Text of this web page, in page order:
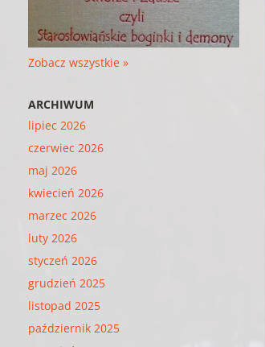
Zobacz wszystkie »
ARCHIWUM
lipiec 2026
czerwiec 2026
maj 2026
kwiecień 2026
marzec 2026
luty 2026
styczeń 2026
grudzień 2025
listopad 2025
październik 2025